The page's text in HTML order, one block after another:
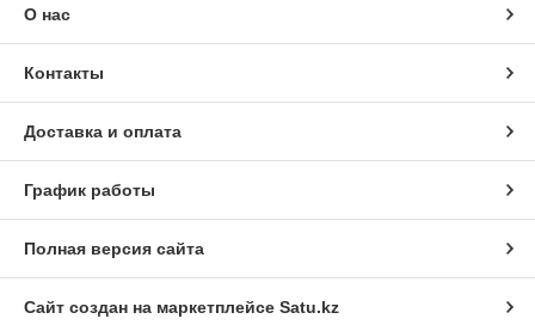
О нас
Контакты
Доставка и оплата
График работы
Полная версия сайта
Сайт создан на маркетплейсе Satu.kz